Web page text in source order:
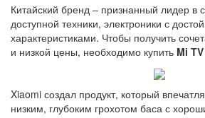
Китайский бренд – признанный лидер в
доступной техники, электроники с
характеристиками. Чтобы получить
и низкой цены, необходимо купить Mi
Xiaomi создал продукт, который
низким, глубоким грохотом баса с